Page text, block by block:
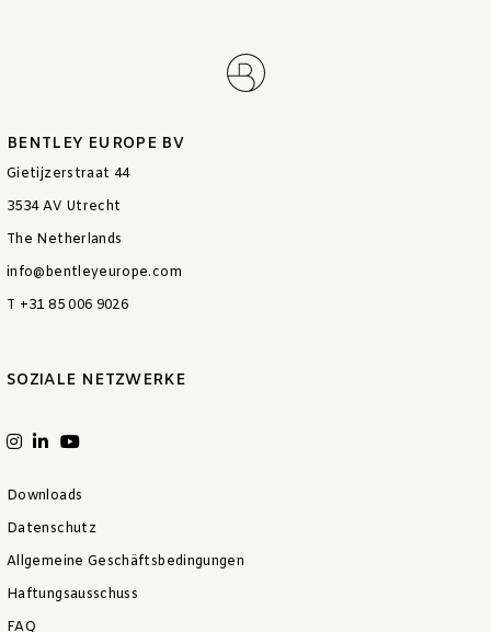
BENTLEY EUROPE BV
Gietijzerstraat 44
3534 AV Utrecht
The Netherlands
info@bentleyeurope.com
T +31 85 006 9026
SOZIALE NETZWERKE
Downloads
Datenschutz
Allgemeine Geschäftsbedingungen
Haftungsausschuss
FAQ